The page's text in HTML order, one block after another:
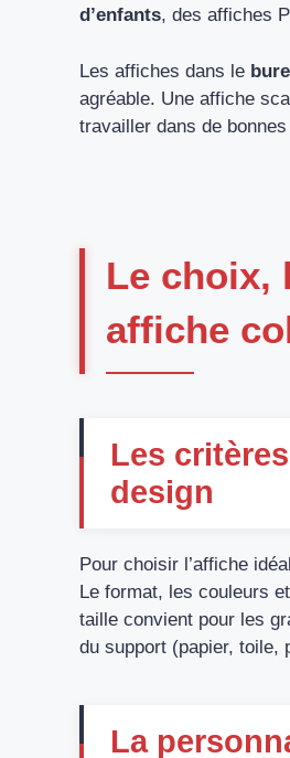
d’enfants, des affiches
Les affiches dans le
agréable. Une affiche
travailler dans de
Le choix,
affiche
Les
design
Pour choisir l’affiche
Le format, les couleurs
taille convient pour les
du support (papier, toile,
La